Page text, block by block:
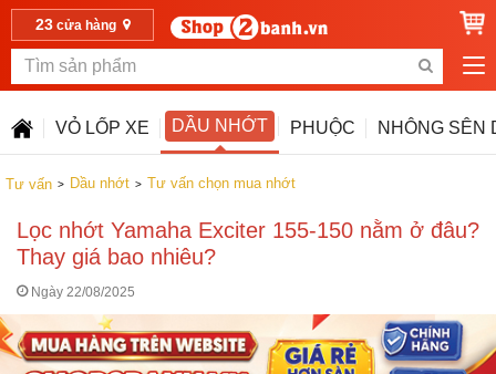
23cửa hàng
VỎ LỐP XE DẦU NHỚT PHUỘC NHÔNG SÊN
Tư vấn Dầu nhớt Tư vấn chọn mua nhớt
Lọc nhớt Yamaha Exciter 155-150 nằm ở đâu?
Thay giá bao nhiêu?
Ngày 22/08/2025